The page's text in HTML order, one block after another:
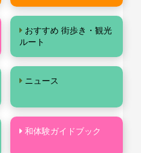
おすすめ 街歩き・観光
ルート
ニュース
和体験ガイドブック